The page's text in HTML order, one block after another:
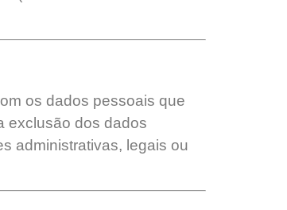
os dados pessoais que
exclusão dos dados
administrativas, legais ou